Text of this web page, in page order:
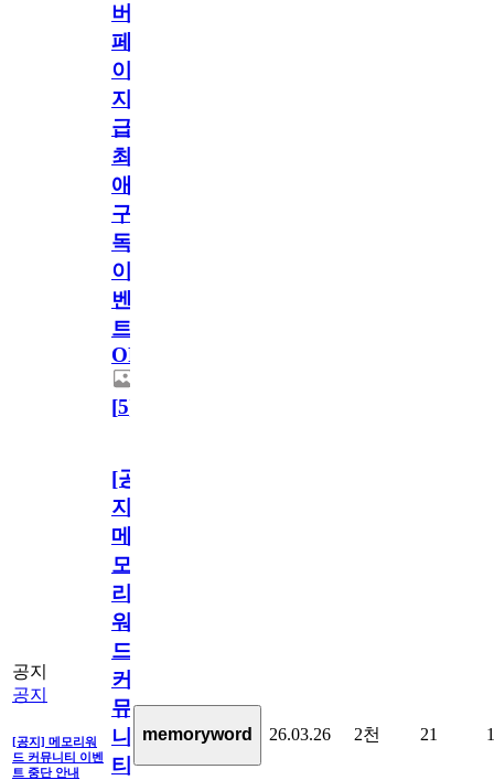
버
페
이
지
급!
최
애
구
독
이
벤
트
OPEN!
[5]
공지
공지
[공지] 메모리워
드 커뮤니티 이벤
트 중단 안내
[공
지]
메
모
리
워
드
커
뮤
니
티
memoryword 26.03.26 2천 21 1